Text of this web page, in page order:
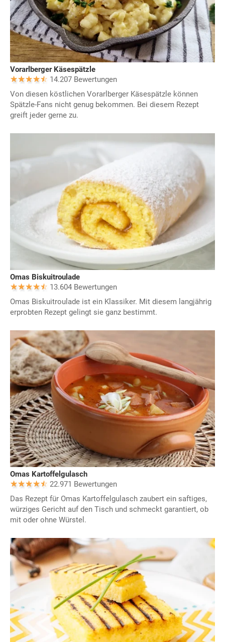
Vorarlberger Käsespätzle
14.207 Bewertungen
Von diesen köstlichen Vorarlberger Käsespätzle können
Spätzle-Fans nicht genug bekommen. Bei diesem Rezept
greift jeder gerne zu.
Omas Biskuitroulade
13.604 Bewertungen
Omas Biskuitroulade ist ein Klassiker. Mit diesem langjährig
erprobten Rezept gelingt sie ganz bestimmt.
Omas Kartoffelgulasch
22.971 Bewertungen
Das Rezept für Omas Kartoffelgulasch zaubert ein saftiges,
würziges Gericht auf den Tisch und schmeckt garantiert, ob
mit oder ohne Würstel.